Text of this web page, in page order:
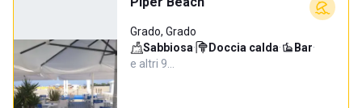
Grado, Grado
Sabbiosa· Doccia calda· Bar·
e altri 9…